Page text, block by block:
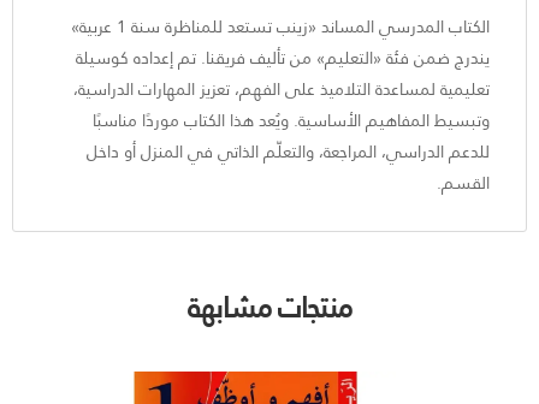
الكتاب المدرسي المساند «زينب تستعد للمناظرة سنة 1 عربية»
يندرج ضمن فئة «التعليم» من تأليف فريقنا. تم إعداده كوسيلة
تعليمية لمساعدة التلاميذ على الفهم، تعزيز المهارات الدراسية،
وتبسيط المفاهيم الأساسية. ويُعد هذا الكتاب موردًا مناسبًا
للدعم الدراسي، المراجعة، والتعلّم الذاتي في المنزل أو داخل
القسم.
منتجات مشابهة